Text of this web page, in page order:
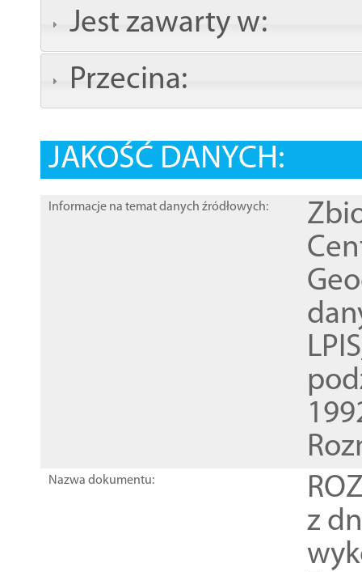
Jest zawarty w:
Przecina:
JAKOŚĆ DANYCH:
Informacje na temat danych źródłowych:
Nazwa dokumentu:
z